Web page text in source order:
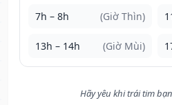
7h – 8h (Giờ Thìn)
13h – 14h (Giờ Mùi)
Hãy yêu khi trái tim